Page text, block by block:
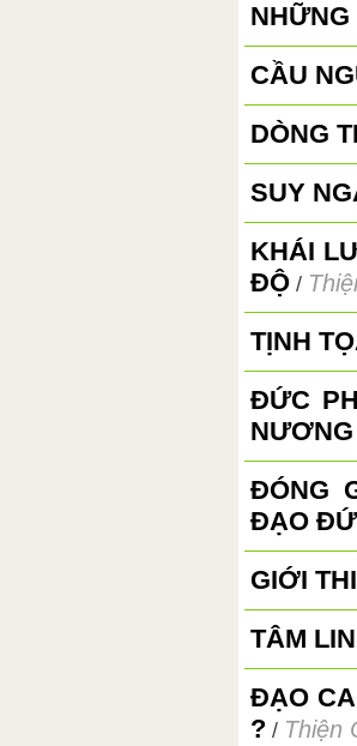
CẦU
DÒNG
SUY
KHÁI
ĐỘ /
TỊNH
ĐỨC
NƯƠNG
ĐÓNG
ĐẠO
GIỚI
TÂM
ĐẠO
? / Thiện